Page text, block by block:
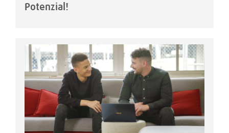
Potenzial!